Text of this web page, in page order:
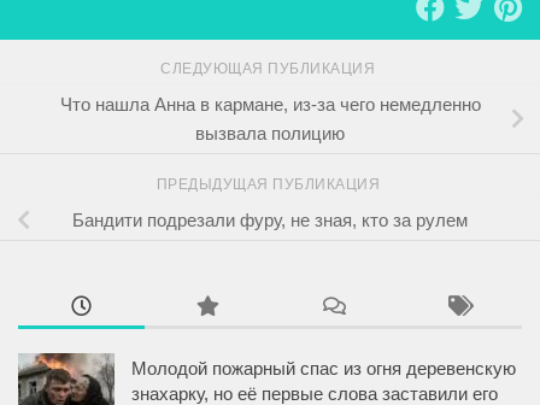
СЛЕДУЮЩАЯ ПУБЛИКАЦИЯ
Что нашла Анна в кармане, из-за чего немедленно
вызвала полицию
ПРЕДЫДУЩАЯ ПУБЛИКАЦИЯ
Бандити подрезали фуру, не зная, кто за рулем
Молодой пожарный спас из огня деревенскую
знахарку, но её первые слова заставили его